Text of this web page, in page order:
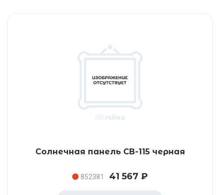
Солнечная панель CB-115 черная
852381 41 567 ₽